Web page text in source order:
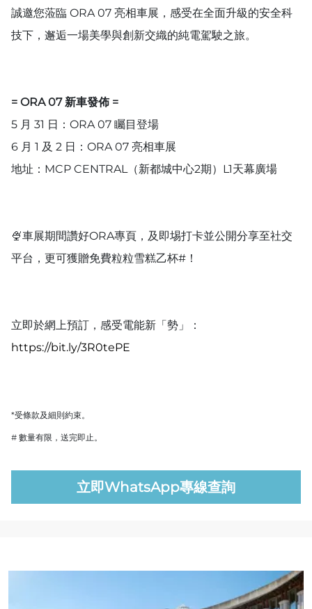
誠邀您蒞臨 ORA 07 亮相車展，感受在全面升級的安全科
技下，邂逅一場美學與創新交織的純電駕駛之旅。
= ORA 07 新車發佈 =
5 月 31 日：ORA 07 矚目登場
6 月 1 及 2 日：ORA 07 亮相車展
地址：MCP CENTRAL（新都城中心2期）L1天幕廣場
🍨車展期間讚好ORA專頁，及即埸打卡並公開分享至社交
平台，更可獲贈免費粒粒雪糕乙杯#！
立即於網上預訂，感受電能新「勢」：
https://bit.ly/3R0tePE
*受條款及細則約束。
# 數量有限，送完即止。
立即WhatsApp專線查詢